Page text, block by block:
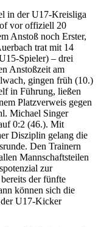
in der U17-Kreisliga
vor offiziell 20
Anstoß noch Erster,
trat mit 14
Spieler) – drei
Anstoßzeit am
gingen früh (10.)
in Führung, ließen
Platzverweis gegen
Michael Singer
0:2 (46.). Mit
Disziplin gelang die
Den Trainern
Mannschaftsteilen
zur
der fünfte
können sich die
U17-Kicker